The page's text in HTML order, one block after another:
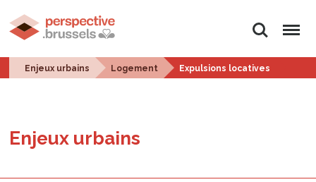
Rechercher
Menu
Enjeux urbains Logement Expulsions locatives
Enjeux urbains